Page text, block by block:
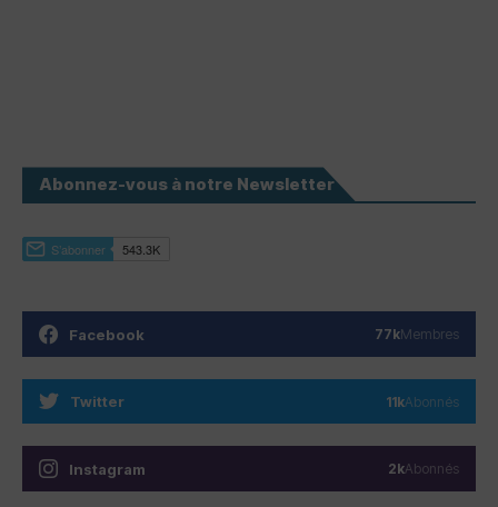
Abonnez-vous à notre Newsletter
Facebook 77kMembres
Twitter 11kAbonnés
Instagram 2kAbonnés